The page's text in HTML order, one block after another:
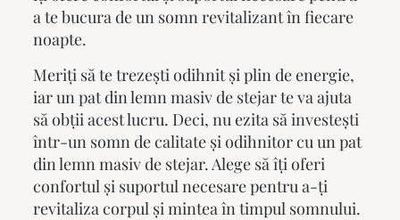
a te bucura de un somn revitalizant în fiecare
noapte.
Meriți să te trezești odihnit și plin de energie,
iar unpat din lemn masivde stejar te va ajuta
să obții acest lucru. Deci, nu ezita să investești
într-un somn de calitate și odihnitor cu unpat
din lemn masiv de stejar. Alege să îți oferi
confortul și suportul necesare pentru a-ți
revitaliza corpul și mintea în timpul somnului.